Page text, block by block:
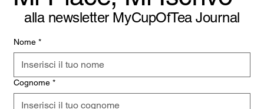
alla newsletter MyCupOfTea Journal
Nome *
Cognome *